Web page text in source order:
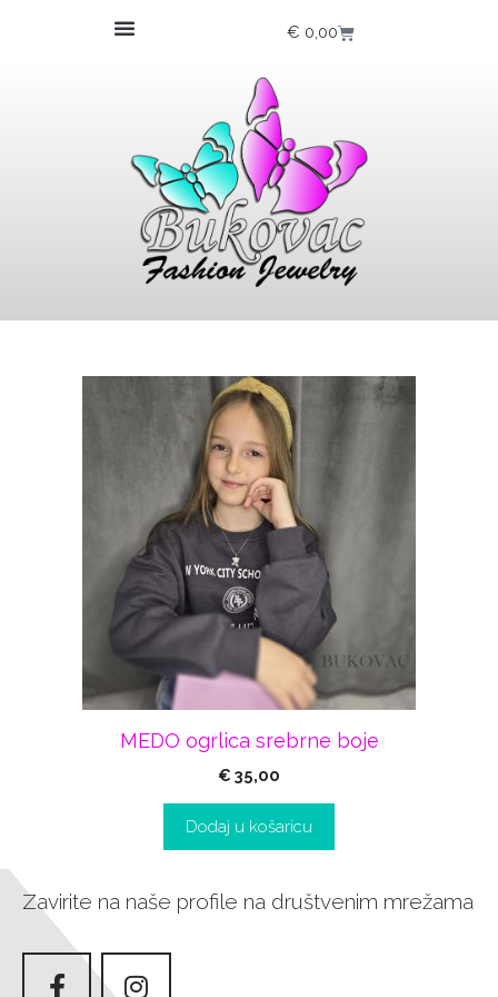
€ 0,00
MEDO ogrlica srebrne boje
€ 35,00
Dodaj u košaricu
Zavirite na naše profile na društvenim mrežama